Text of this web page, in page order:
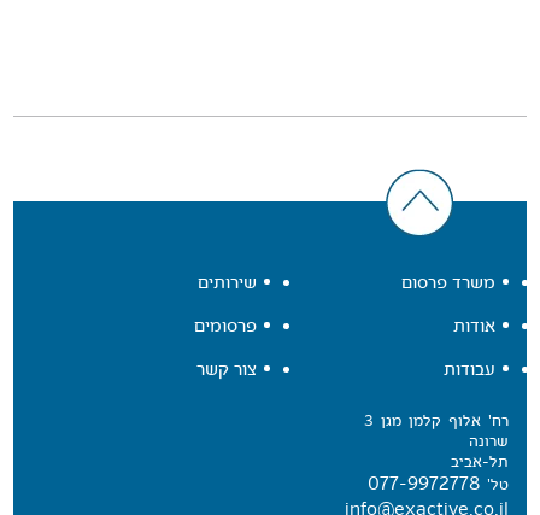
משרד פרסום
אודות
עבודות
שירותים
פרסומים
צור קשר
רח' אלוף קלמן מגן 3
שרונה
תל-אביב
טל' 077-9972778
info@exactive.co.il